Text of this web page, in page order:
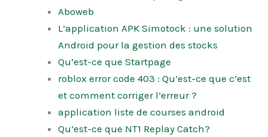
Aboweb
L’application APK Simotock : une solution
Android pour la gestion des stocks
Qu’est-ce que Startpage
roblox error code 403 : Qu’est-ce que c’est
et comment corriger l’erreur ?
application liste de courses android
Qu’est-ce que NT1 Replay Catch?